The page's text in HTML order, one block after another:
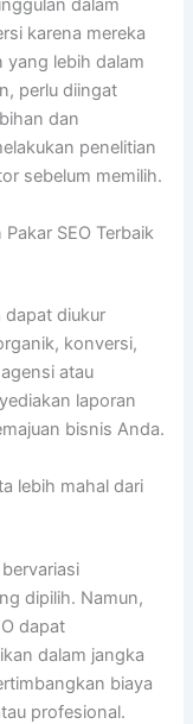
dalam
karena mereka
yang lebih dalam
perlu diingat
dan
penelitian
sebelum memilih.
SEO Terbaik
dapat diukur
konversi,
atau
laporan
bisnis Anda.
lebih mahal dari
dipilih. Namun,
dapat
dalam jangka
biaya
profesional.